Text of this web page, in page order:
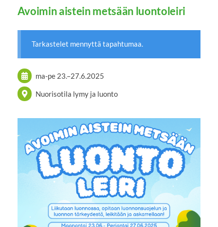
Avoimin aistein metsään luontoleiri
Tarkastelet mennyttä tapahtumaa.
ma-pe 23.–27.6.2025
Nuorisotila lymy ja luonto